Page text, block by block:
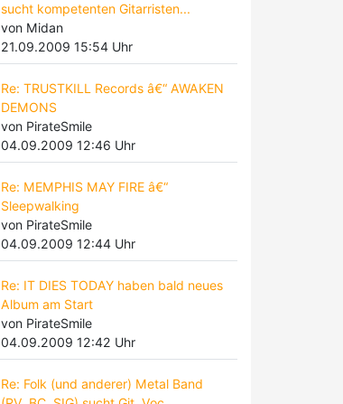
sucht kompetenten Gitarristen...
von Midan
21.09.2009 15:54 Uhr
Re: TRUSTKILL Records â€“ AWAKEN
DEMONS
von PirateSmile
04.09.2009 12:46 Uhr
Re: MEMPHIS MAY FIRE â€“
Sleepwalking
von PirateSmile
04.09.2009 12:44 Uhr
Re: IT DIES TODAY haben bald neues
Album am Start
von PirateSmile
04.09.2009 12:42 Uhr
Re: Folk (und anderer) Metal Band